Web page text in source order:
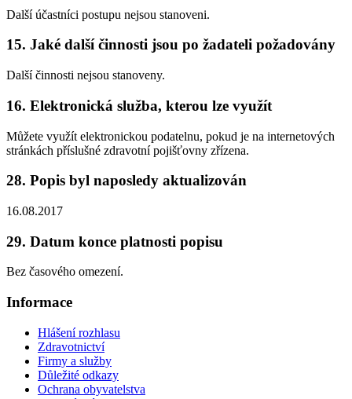
Další účastníci postupu nejsou stanoveni.
15. Jaké další činnosti jsou po žadateli požadovány
Další činnosti nejsou stanoveny.
16. Elektronická služba, kterou lze využít
Můžete využít elektronickou podatelnu, pokud je na internetových
stránkách příslušné zdravotní pojišťovny zřízena.
28. Popis byl naposledy aktualizován
16.08.2017
29. Datum konce platnosti popisu
Bez časového omezení.
Informace
Hlášení rozhlasu
Zdravotnictví
Firmy a služby
Důležité odkazy
Ochrana obyvatelstva